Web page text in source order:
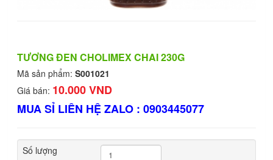
TƯƠNG ĐEN CHOLIMEX CHAI 230G
Mã sản phẩm: S001021
Giá bán: 10.000 VND
MUA SỈ LIÊN HỆ ZALO : 0903445077
Số lượng